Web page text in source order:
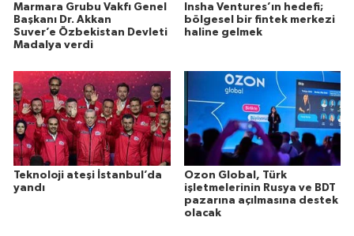
Marmara Grubu Vakfı Genel
Başkanı Dr. Akkan
Suver’e Özbekistan Devleti
Madalya verdi
Insha Ventures’ın hedefi;
bölgesel bir fintek merkezi
haline gelmek
Teknoloji ateşi İstanbul’da
yandı
Ozon Global, Türk
işletmelerinin Rusya ve BDT
pazarına açılmasına destek
olacak